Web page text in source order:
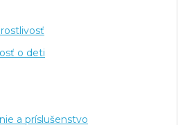
o deti
a príslušenstvo